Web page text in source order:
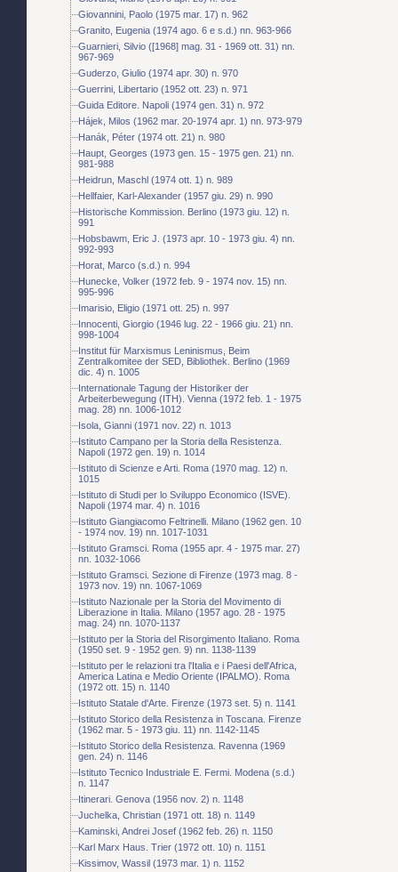
Giovannini, Paolo (1975 mar. 17) n. 962
Granito, Eugenia (1974 ago. 6 e s.d.) nn. 963-966
Guarnieri, Silvio ([1968] mag. 31 - 1969 ott. 31) nn.
967-969
Guderzo, Giulio (1974 apr. 30) n. 970
Guerrini, Libertario (1952 ott. 23) n. 971
Guida Editore. Napoli (1974 gen. 31) n. 972
Hájek, Milos (1962 mar. 20-1974 apr. 1) nn. 973-979
Hanák, Péter (1974 ott. 21) n. 980
Haupt, Georges (1973 gen. 15 - 1975 gen. 21) nn.
981-988
Heidrun, Maschl (1974 ott. 1) n. 989
Hellfaier, Karl-Alexander (1957 giu. 29) n. 990
Historische Kommission. Berlino (1973 giu. 12) n.
991
Hobsbawm, Eric J. (1973 apr. 10 - 1973 giu. 4) nn.
992-993
Horat, Marco (s.d.) n. 994
Hunecke, Volker (1972 feb. 9 - 1974 nov. 15) nn.
995-996
Imarisio, Eligio (1971 ott. 25) n. 997
Innocenti, Giorgio (1946 lug. 22 - 1966 giu. 21) nn.
998-1004
Institut für Marxismus Leninismus, Beim
Zentralkomitee der SED, Bibliothek. Berlino (1969
dic. 4) n. 1005
Internationale Tagung der Historiker der
Arbeiterbewegung (ITH). Vienna (1972 feb. 1 - 1975
mag. 28) nn. 1006-1012
Isola, Gianni (1971 nov. 22) n. 1013
Istituto Campano per la Storia della Resistenza.
Napoli (1972 gen. 19) n. 1014
Istituto di Scienze e Arti. Roma (1970 mag. 12) n.
1015
Istituto di Studi per lo Sviluppo Economico (ISVE).
Napoli (1974 mar. 4) n. 1016
Istituto Giangiacomo Feltrinelli. Milano (1962 gen. 10
- 1974 nov. 19) nn. 1017-1031
Istituto Gramsci. Roma (1955 apr. 4 - 1975 mar. 27)
nn. 1032-1066
Istituto Gramsci. Sezione di Firenze (1973 mag. 8 -
1973 nov. 19) nn. 1067-1069
Istituto Nazionale per la Storia del Movimento di
Liberazione in Italia. Milano (1957 ago. 28 - 1975
mag. 24) nn. 1070-1137
Istituto per la Storia del Risorgimento Italiano. Roma
(1950 set. 9 - 1952 gen. 9) nn. 1138-1139
Istituto per le relazioni tra l'Italia e i Paesi dell'Africa,
America Latina e Medio Oriente (IPALMO). Roma
(1972 ott. 15) n. 1140
Istituto Statale d'Arte. Firenze (1973 set. 5) n. 1141
Istituto Storico della Resistenza in Toscana. Firenze
(1962 mar. 5 - 1973 giu. 11) nn. 1142-1145
Istituto Storico della Resistenza. Ravenna (1969
gen. 24) n. 1146
Istituto Tecnico Industriale E. Fermi. Modena (s.d.)
n. 1147
Itinerari. Genova (1956 nov. 2) n. 1148
Juchelka, Christian (1971 ott. 18) n. 1149
Kaminski, Andrei Josef (1962 feb. 26) n. 1150
Karl Marx Haus. Trier (1972 ott. 10) n. 1151
Kissimov, Wassil (1973 mar. 1) n. 1152